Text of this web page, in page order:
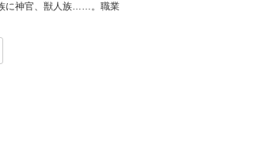
に神官、獣人族……。職業
ーティ【武芸百般】を追い
込む……！「「「「人間な
分だった──。それぞれに